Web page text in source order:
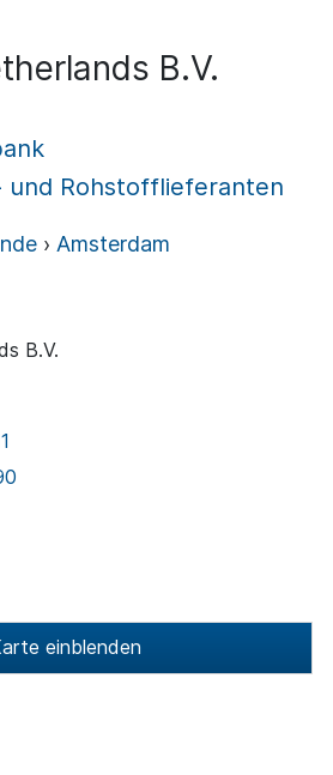
B.V.
und Rohstofflieferanten
› Amsterdam
B.V.
einblenden